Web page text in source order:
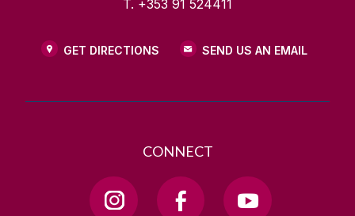
T. +353 91 524411
GET DIRECTIONS SEND US AN EMAIL
CONNECT